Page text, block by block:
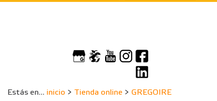
Estás en... inicio > Tienda online > GREGOIRE